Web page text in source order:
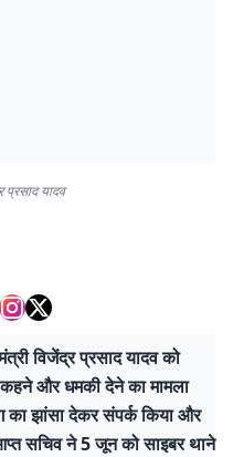
प्रसाद यादव
विजेंद्र प्रसाद यादव को
कहने और धमकी देने का मामला
का झांसा देकर संपर्क किया और
सचिव ने 5 जून को साइबर थाने